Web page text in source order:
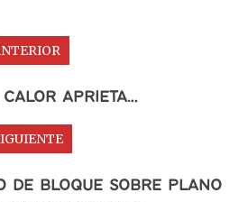
calor aprieta…
de bloque sobre plano